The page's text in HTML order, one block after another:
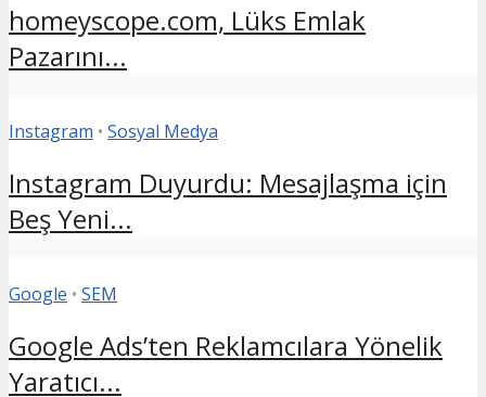
homeyscope.com, Lüks Emlak
Pazarını...
Instagram • Sosyal Medya
Instagram Duyurdu: Mesajlaşma için
Beş Yeni...
Google • SEM
Google Ads’ten Reklamcılara Yönelik
Yaratıcı...